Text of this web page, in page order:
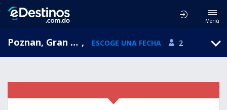
Menú
Poznan, Gran Polonia, Polonia , ESCOGE UNA FECHA 2